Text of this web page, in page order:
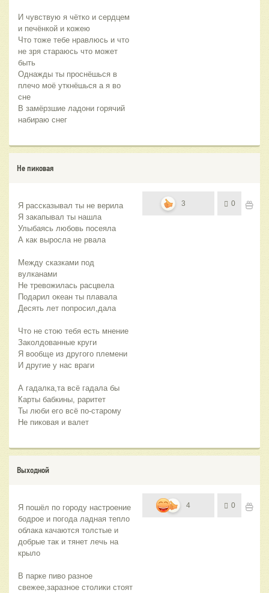
И чувствую я чётко и сердцем
и печёнкой и кожею
Что тоже тебе нравлюсь и что
не зря стараюсь что может
быть
Однажды ты проснёшься в
плечо моё уткнёшься а я во
сне
В замёрзшие ладони горячий
набираю снег
Не пиковая
Я рассказывал ты не верила
Я закапывал ты нашла
Улыбаясь любовь посеяла
А как выросла не рвала
Между сказками под
вулканами
Не тревожилась расцвела
Подарил океан ты плавала
Десять лет попросил,дала
Что не стою тебя есть мнение
Заколдованные круги
Я вообще из другого племени
И другие у нас враги
А гадалка,та всё гадала бы
Карты бабкины, раритет
Ты люби его всё по-старому
Не пиковая и валет
3 0
Выходной
Я пошёл по городу настроение
бодрое и погода ладная тепло
облака качаются толстые и
добрые так и тянет лечь на
крыло
В парке пиво разное
свежее,заразное столики стоят
4 0